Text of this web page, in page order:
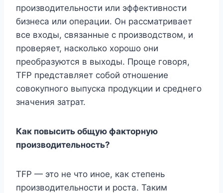
производительности или эффективности
бизнеса или операции. Он рассматривает
все входы, связанные с производством, и
проверяет, насколько хорошо они
преобразуются в выходы. Проще говоря,
TFP представляет собой отношение
совокупного выпуска продукции и среднего
значения затрат.
Как повысить общую факторную
производительность?
TFP — это не что иное, как степень
производительности и роста. Таким